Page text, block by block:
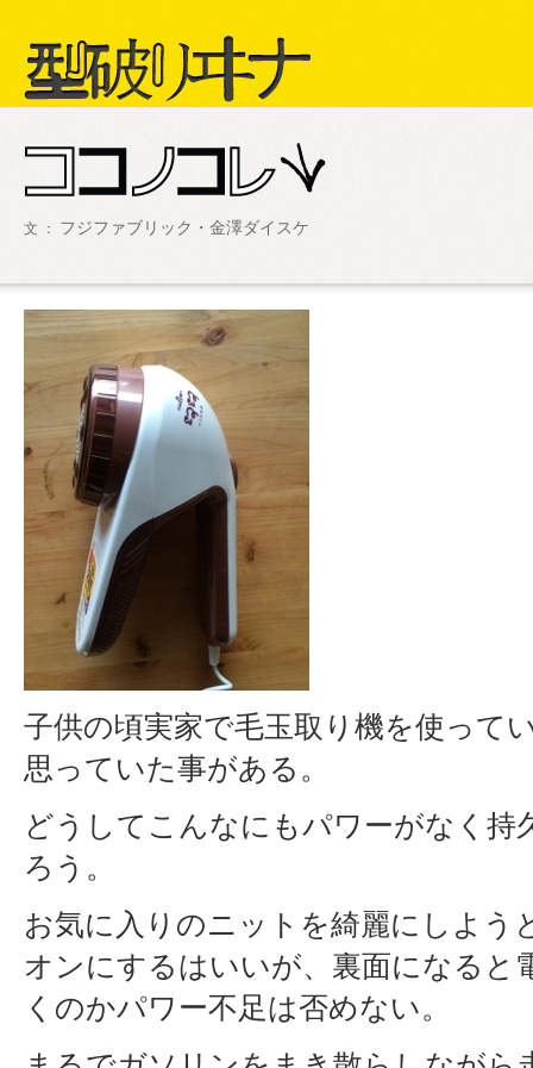
文 ： フジファブリック・金澤ダイスケ
子供の頃実家で毛玉取り機を使って
思っていた事がある。
どうしてこんなにもパワーがなく持
ろう。
お気に入りのニットを綺麗にしよう
オンにするはいいが、裏面になると
くのかパワー不足は否めない。